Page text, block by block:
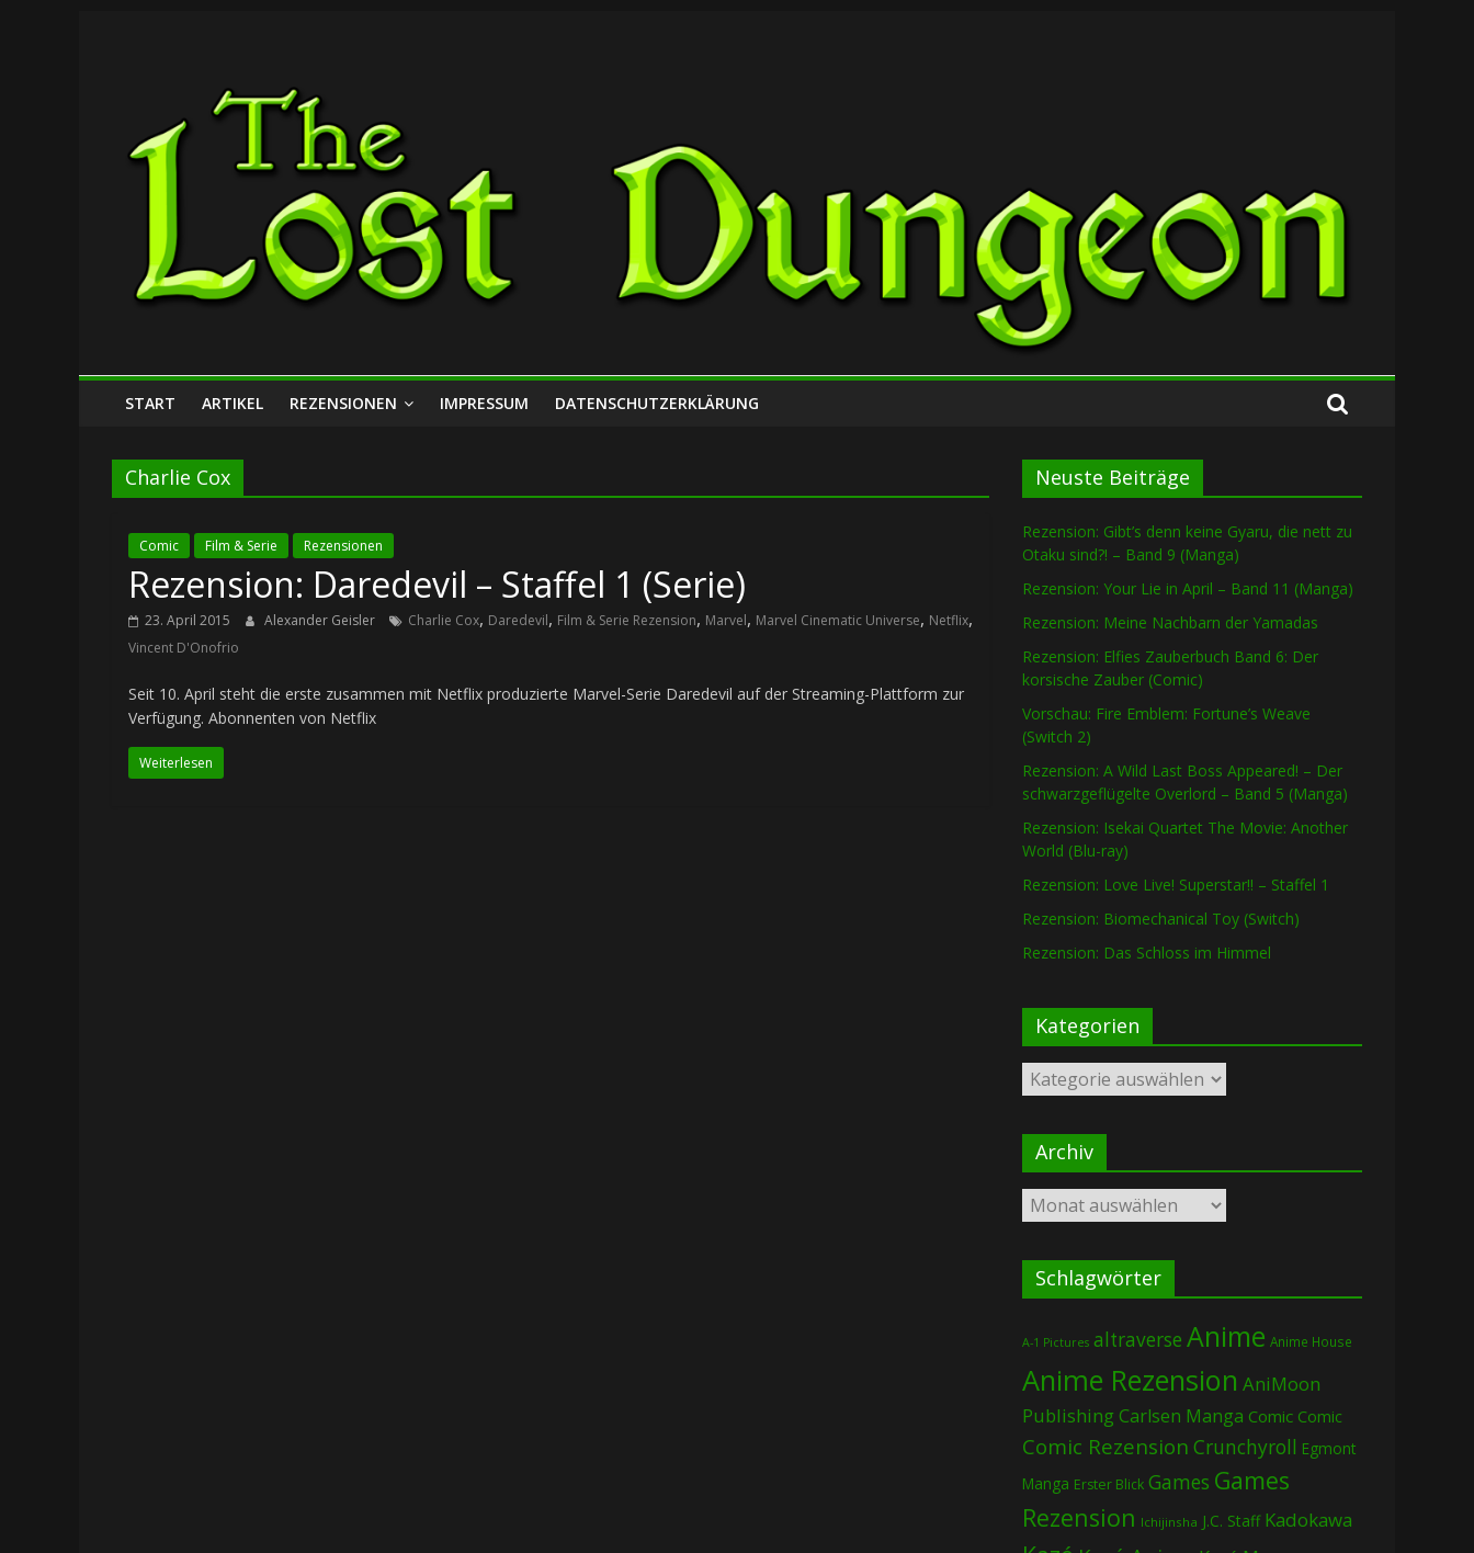
Lost
Dungeon
START ARTIKEL REZENSIONEN IMPRESSUM DATENSCHUTZERKLÄRUNG
Charlie Cox
Comic Film & Serie Rezensionen
Rezension: Daredevil – Staffel 1 (Serie)
23. April 2015 Alexander Geisler Charlie Cox, Daredevil, Film & Serie Rezension, Marvel, Marvel Cinematic Universe, Netflix,
Vincent D'Onofrio
Seit 10. April steht die erste zusammen mit Netflix produzierte Marvel-Serie Daredevil auf der Streaming-Plattform zur
Verfügung. Abonnenten von Netflix
Weiterlesen
Neuste Beiträge
Rezension: Gibt’s denn keine Gyaru, die nett zu
Otaku sind?! – Band 9 (Manga)
Rezension: Your Lie in April – Band 11 (Manga)
Rezension: Meine Nachbarn der Yamadas
Rezension: Elfies Zauberbuch Band 6: Der
korsische Zauber (Comic)
Vorschau: Fire Emblem: Fortune’s Weave
(Switch 2)
Rezension: A Wild Last Boss Appeared! – Der
schwarzgeflügelte Overlord – Band 5 (Manga)
Rezension: Isekai Quartet The Movie: Another
World (Blu-ray)
Rezension: Love Live! Superstar!! – Staffel 1
Rezension: Biomechanical Toy (Switch)
Rezension: Das Schloss im Himmel
Kategorien
Kategorien
Archiv
Archiv
Schlagwörter
A-1 Pictures altraverse Anime Anime House
Anime Rezension AniMoon
PublishingCarlsen Manga Comic Comic
Comic Rezension Crunchyroll Egmont
Manga Erster Blick Games Games
Rezension Ichijinsha J.C. Staff Kadokawa